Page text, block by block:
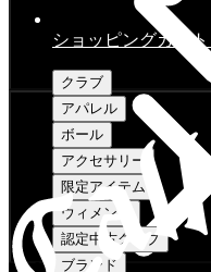
ショッピングカート
クラブ
アパレル
ボール
アクセサリー
限定アイテム
ウィメンズ
認定中古クラブ
ブランド